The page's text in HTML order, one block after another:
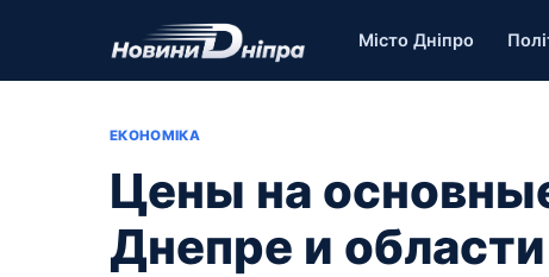
Місто Дніпро
ЕКОНОМІКА
Цены на
Днепре и области